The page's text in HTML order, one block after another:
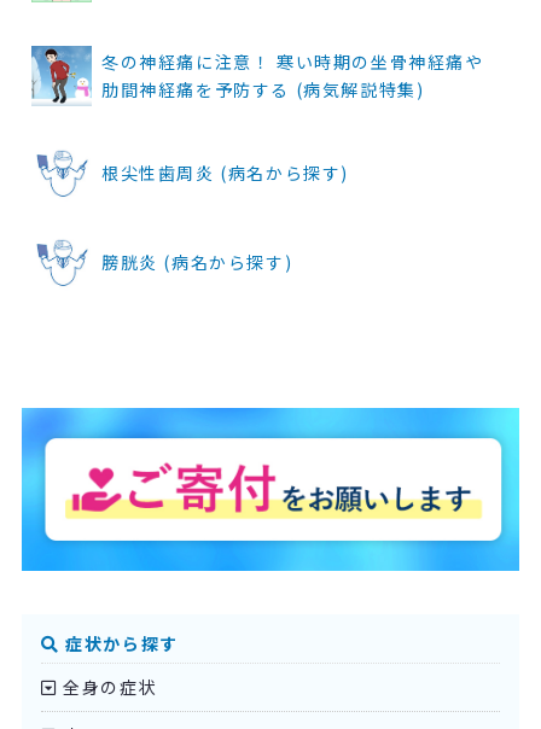
冬の神経痛に注意！ 寒い時期の坐骨神経痛や
肋間神経痛を予防する (病気解説特集)
根尖性歯周炎 (病名から探す)
膀胱炎 (病名から探す)
症状から探す
全身の症状